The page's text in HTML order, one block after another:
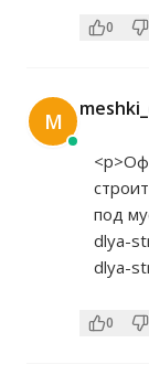
0
M
под
dlya-
dlya-
0